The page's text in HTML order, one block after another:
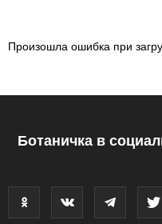
Произошла ошибка при
Ботаничка в